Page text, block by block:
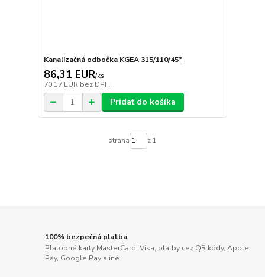
Kanalizačná odbočka KGEA 315/110/45°
86,31 EUR/ks
70,17 EUR bez DPH
Pridať do košíka
strana z 1
100% bezpečná platba
Platobné karty MasterCard, Visa, platby cez QR kódy, Apple
Pay, Google Pay a iné